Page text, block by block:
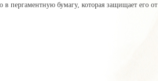
пергаментную бумагу, которая защищает его от